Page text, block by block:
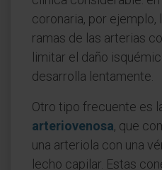
coronaria, por
ramas de las arterias
limitar el daño
desarrolla lentamente.
Otro tipo frecuente es
arteriovenosa, que
una arteriola con una
lecho capilar. Estas